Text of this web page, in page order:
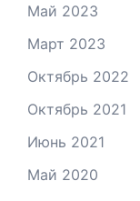
Май 2023
Март 2023
Октябрь 2022
Октябрь 2021
Июнь 2021
Май 2020